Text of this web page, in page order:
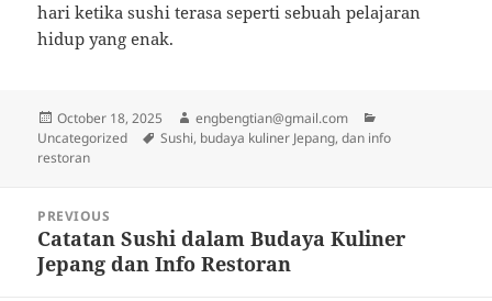
hari ketika sushi terasa seperti sebuah pelajaran
hidup yang enak.
Posted
on
October 18, 2025 Author
engbengtian@gmail.com
Uncategorized
Tags
Sushi, budaya kuliner Jepang, dan info
restoran
navigation
PREVIOUS
Previous
post:
Catatan Sushi dalam Budaya Kuliner
Jepang dan Info Restoran